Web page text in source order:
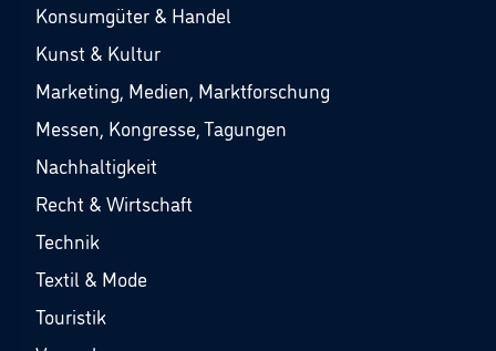
Konsumgüter & Handel
Kunst & Kultur
Marketing, Medien, Marktforschung
Messen, Kongresse, Tagungen
Nachhaltigkeit
Recht & Wirtschaft
Technik
Textil & Mode
Touristik